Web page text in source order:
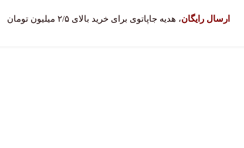
ارسال رایگان، هدیه جاپاتوی برای خرید بالای ۲/۵ میلیون تومان